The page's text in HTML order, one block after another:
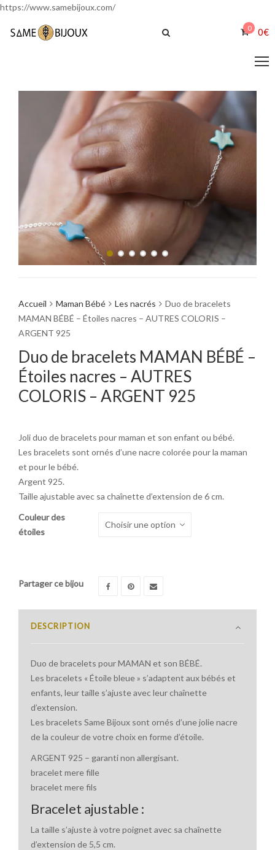
https://www.samebijoux.com/
0 0€
Accueil Maman Bébé Les nacrés
Duo de bracelets
MAMAN BÉBÉ – Étoiles nacres – AUTRES COLORIS –
ARGENT 925
Duo de bracelets MAMAN BÉBÉ –
Étoiles nacres – AUTRES
COLORIS – ARGENT 925
Joli duo de bracelets pour maman et son enfant ou bébé.
Les bracelets sont ornés d’une nacre colorée pour la maman
et pour le bébé.
Argent 925.
Taille ajustable avec sa chaînette d’extension de 6 cm.
Couleur des
étoiles
Partager ce bijou
DESCRIPTION
Duo de bracelets pour MAMAN et son BÉBÉ.
Les bracelets « Étoile bleue » s’adaptent aux bébés et
enfants, leur taille s’ajuste avec leur chaînette
d’extension.
Les bracelets Same Bijoux sont ornés d’une jolie nacre
de la couleur de votre choix en forme d’étoile.
ARGENT 925 – garanti non allergisant.
bracelet mere fille
bracelet mere fils
Bracelet ajustable :
La taille s’ajuste à votre poignet avec sa chaînette
d’extension de 5,5 cm.